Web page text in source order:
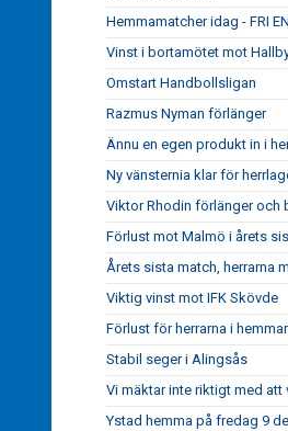
Hemmamatcher idag - FRI
Vinst i bortamötet mot
Omstart Handbollsligan
Razmus Nyman förlänger
Ännu en egen produkt in i
Ny vänsternia klar för
Viktor Rhodin förlänger och
Förlust mot Malmö i årets
Årets sista match, herrarna
Viktig vinst mot IFK Skövde
Förlust för herrarna i
Stabil seger i Alingsås
Vi mäktar inte riktigt med att
Ystad hemma på fredag 9